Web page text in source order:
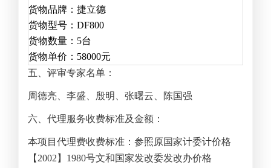
货物品牌： 捷立德
货物型号： DF800
货物数量： 5台
货物单价： 58000元
五、评审专家名单：
周德亮、李盛、殷明、张曙云、陈国强
六、代理服务收费标准及金额：
本项目代理费收费标准：参照原国家计委计价格
【2002】1980号文和国家发改委发改办价格